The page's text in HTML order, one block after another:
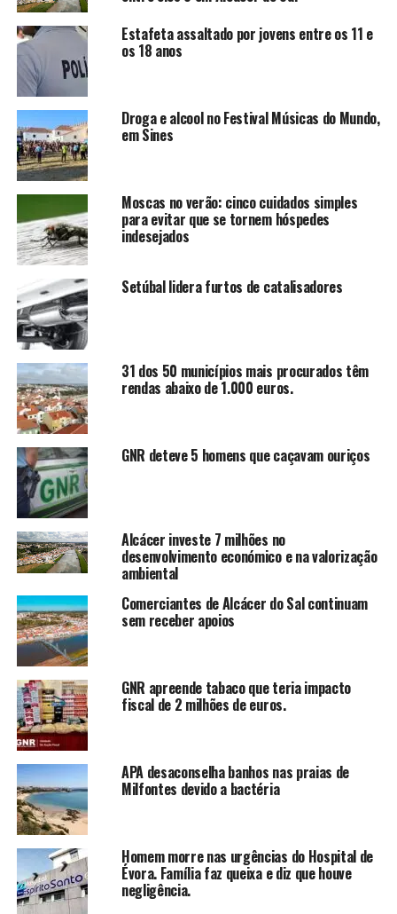
Estafeta assaltado por jovens entre os 11 e
os 18 anos
Droga e alcool no Festival Músicas do Mundo,
em Sines
Moscas no verão: cinco cuidados simples
para evitar que se tornem hóspedes
indesejados
Setúbal lidera furtos de catalisadores
31 dos 50 municípios mais procurados têm
rendas abaixo de 1.000 euros.
GNR deteve 5 homens que caçavam ouriços
Alcácer investe 7 milhões no
desenvolvimento económico e na valorização
ambiental
Comerciantes de Alcácer do Sal continuam
sem receber apoios
GNR apreende tabaco que teria impacto
fiscal de 2 milhões de euros.
APA desaconselha banhos nas praias de
Milfontes devido a bactéria
Homem morre nas urgências do Hospital de
Évora. Família faz queixa e diz que houve
negligência.